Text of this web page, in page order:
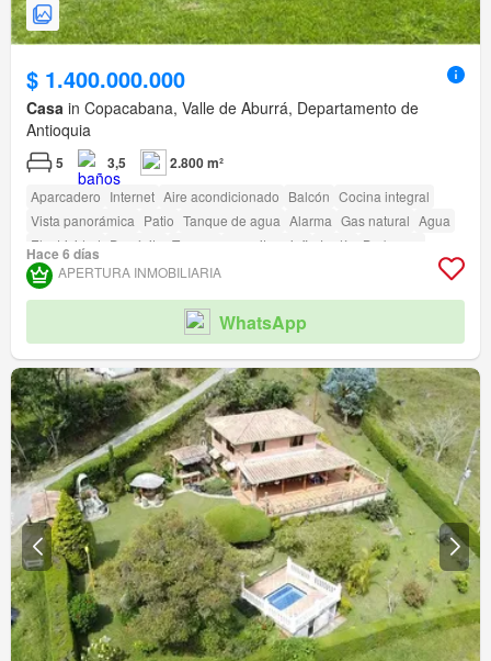
$ 1.400.000.000
Casa in Copacabana, Valle de Aburrá, Departamento de
Antioquia
5 3,5 2.800 m²
Aparcadero Internet Aire acondicionado Balcón Cocina integral
Vista panorámica Patio Tanque de agua Alarma Gas natural Agua
Electricidad Depósito Terraza amenity_wi_fi Jardín
Barbecue
Caseta de vigilancia
Hace 6 días
APERTURA INMOBILIARIA
WhatsApp